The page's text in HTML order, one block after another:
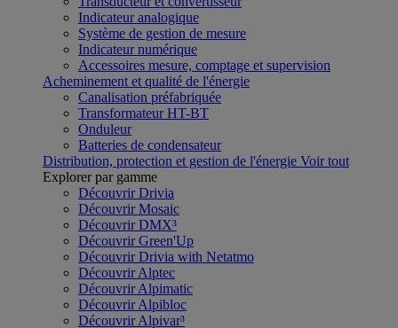
Indicateur analogique
Système de gestion de mesure
Indicateur numérique
Accessoires mesure, comptage et supervision
Acheminement et qualité de l'énergie
Canalisation préfabriquée
Transformateur HT-BT
Onduleur
Batteries de condensateur
Distribution, protection et gestion de l'énergie Voir tout
Explorer par gamme
Découvrir Drivia
Découvrir Mosaic
Découvrir DMX³
Découvrir Green'Up
Découvrir Drivia with Netatmo
Découvrir Alptec
Découvrir Alpimatic
Découvrir Alpibloc
Découvrir Alpivar³